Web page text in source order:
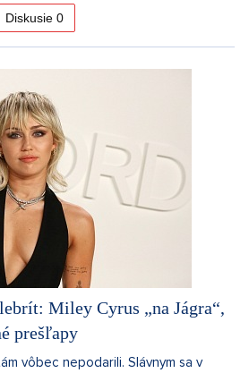
Diskusie 0
Miley Cyrus „na Jágra“,
prešľapy
vôbec nepodarili. Slávnym sa v